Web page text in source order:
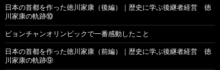
日本の首都を作った徳川家康（後編）｜歴史に学ぶ後継者経営 徳
川家康の軌跡⑩
ピョンチャンオリンピックで一番感動したこと
日本の首都を作った徳川家康（前編）｜歴史に学ぶ後継者経営 徳
川家康の軌跡⑨